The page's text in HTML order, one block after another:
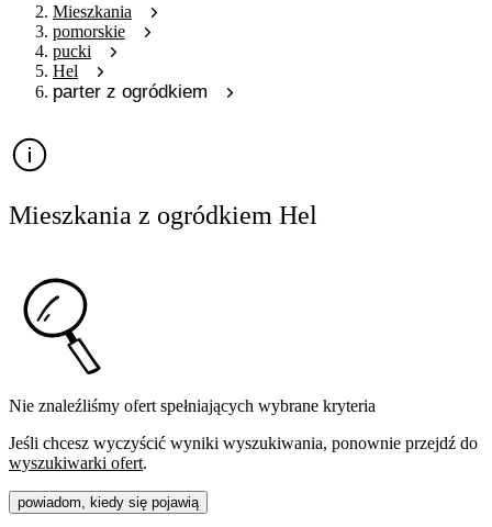
Mieszkania
pomorskie
pucki
Hel
parter z ogródkiem
Mieszkania z ogródkiem Hel
Nie znaleźliśmy ofert spełniających wybrane kryteria
Jeśli chcesz wyczyścić wyniki wyszukiwania, ponownie przejdź do
wyszukiwarki ofert.
powiadom, kiedy się pojawią